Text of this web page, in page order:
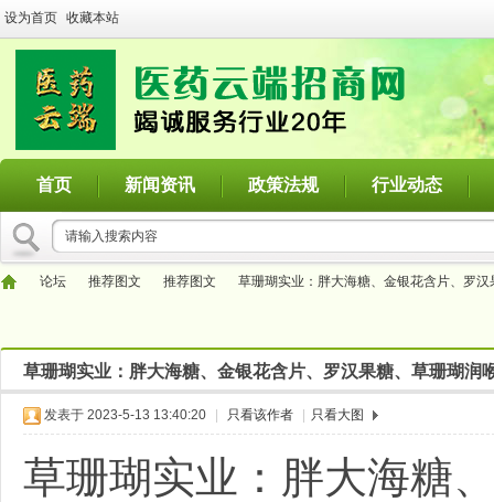
设为首页 收藏本站
首页 新闻资讯 政策法规 行业动态
»
论坛
›
推荐图文
›
推荐图文
›
草珊瑚实业：胖大海糖、金银花含片、罗汉
草珊瑚实业：胖大海糖、金银花含片、罗汉果糖、草珊瑚润
发表于 2023-5-13 13:40:20 只看该作者 只看大图
草珊瑚实业：胖大海糖